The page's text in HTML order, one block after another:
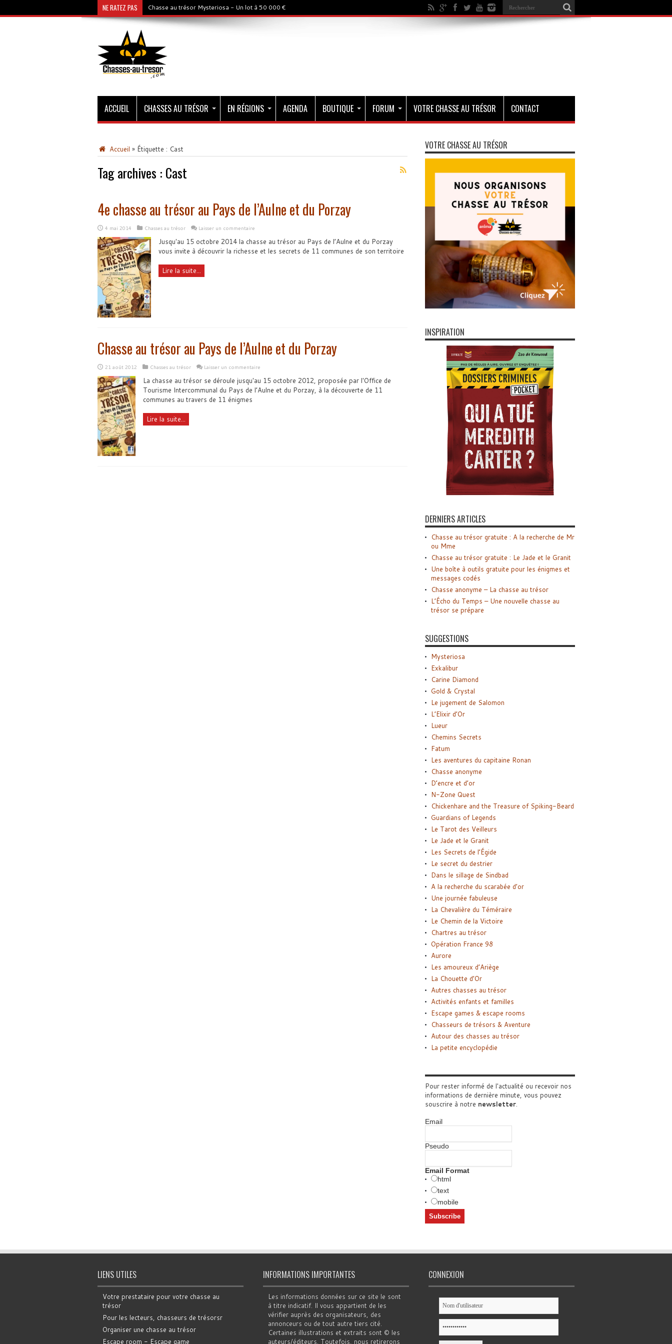
NE RATEZ PAS Chasse au trésor Mysteriosa - Un lot à 50 000 €
ACCUEIL CHASSES AU TRÉSOR EN RÉGIONS AGENDA BOUTIQUE FORUM VOTRE CHASSE AU TRÉSOR CONTACT
Accueil » Étiquette : Cast
Tag archives : Cast
4e chasse au trésor au Pays de l’Aulne et du Porzay
4 mai 2014 Chasses au trésor Laisser un commentaire
Jusqu'au 15 octobre 2014 la chasse au trésor au Pays de l’Aulne et du Porzay
vous invite à découvrir la richesse et les secrets de 11 communes de son territoire
Lire la suite...
Chasse au trésor au Pays de l’Aulne et du Porzay
21 août 2012 Chasses au trésor Laisser un commentaire
La chasse au trésor se déroule jusqu'au 15 octobre 2012, proposée par l'Office de
Tourisme Intercommunal du Pays de l’Aulne et du Porzay, à la découverte de 11
communes au travers de 11 énigmes
Lire la suite...
VOTRE CHASSE AU TRÉSOR
INSPIRATION
DERNIERS ARTICLES
Chasse au trésor gratuite : A la recherche de Mr
ou Mme
Chasse au trésor gratuite : Le Jade et le Granit
Une boîte à outils gratuite pour les énigmes et
messages codés
Chasse anonyme – La chasse au trésor
L’Écho du Temps – Une nouvelle chasse au
trésor se prépare
SUGGESTIONS
Mysteriosa
Exkalibur
Carine Diamond
Gold & Crystal
Le jugement de Salomon
L’Elixir d’Or
Lueur
Chemins Secrets
Fatum
Les aventures du capitaine Ronan
Chasse anonyme
D’encre et d’or
N-Zone Quest
Chickenhare and the Treasure of Spiking-Beard
Guardians of Legends
Le Tarot des Veilleurs
Le Jade et le Granit
Les Secrets de l’Égide
Le secret du destrier
Dans le sillage de Sindbad
A la recherche du scarabée d’or
Une journée fabuleuse
La Chevalière du Téméraire
Le Chemin de la Victoire
Chartres au trésor
Opération France 98
Aurore
Les amoureux d’Ariège
La Chouette d’Or
Autres chasses au trésor
Activités enfants et familles
Escape games & escape rooms
Chasseurs de trésors & Aventure
Autour des chasses au trésor
La petite encyclopédie
Pour rester informé de l'actualité ou recevoir nos
informations de dernière minute, vous pouvez
souscrire à notre newsletter.
Email
Pseudo
Email Format
html
text
mobile
LIENS UTILES
Votre prestataire pour votre chasse au
trésor
Pour les lecteurs, chasseurs de trésorsr
Organiser une chasse au trésor
Escape room - Escape game
INFORMATIONS IMPORTANTES
Les informations données sur ce site le sont
à titre indicatif. Il vous appartient de les
vérifier auprès des organisateurs, des
annonceurs ou de tout autre tiers cité.
Certaines illustrations et extraits sont © les
auteurs/éditeurs. Toutefois, nous retirerons
CONNEXION